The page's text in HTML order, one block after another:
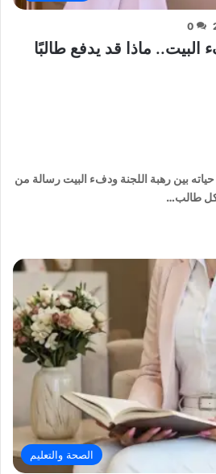
0
البيت.. ماذا قد يدفع طالبًا
بين رهبة اللجنة ودفء البيت رسالة من
كل طالب…
الصحة والتعليم